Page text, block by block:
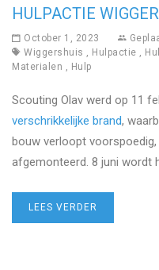
HULPACTIE
October 1, 2023
Wiggershuis , Hulpactie ,
Materialen , Hulp
Scouting Olav werd op 11
verschrikkelijke brand,
bouw verloopt
afgemonteerd. 8 juni wordt
LEES VERDER